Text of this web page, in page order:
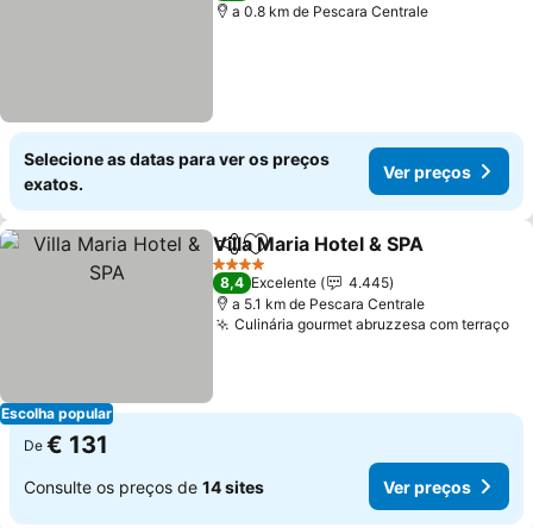
a 0.8 km de Pescara Centrale
Selecione as datas para ver os preços
exatos.
Ver preços
Escolha popular
PartilharAdicionar aos favoritos
Villa Maria Hotel & SPA
4 Estrelas
8,4 Excelente
4.445
a 5.1 km de Pescara Centrale
Culinária gourmet abruzzesa com terraço
De € 131
Consulte os preços de 14 sites Ver preços